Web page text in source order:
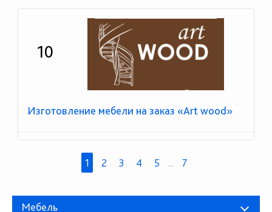
10
Изготовление мебели на заказ «Art wood»
1 2 3 4 5 ... 7
Мебель